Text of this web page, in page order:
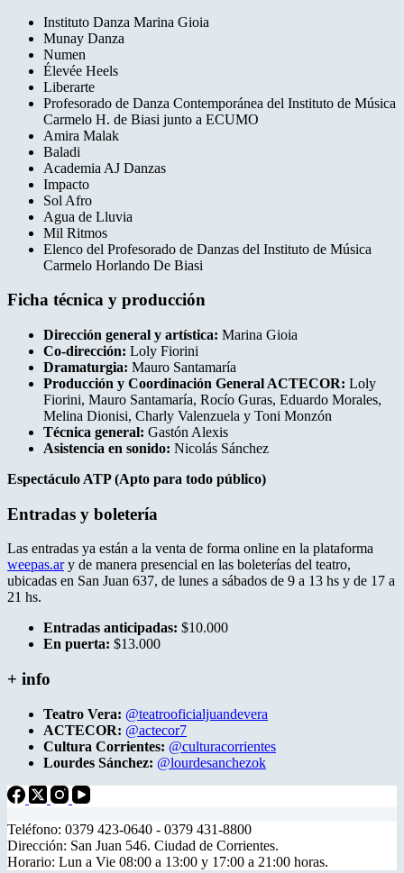
Instituto Danza Marina Gioia
Munay Danza
Numen
Élevée Heels
Liberarte
Profesorado de Danza Contemporánea del Instituto de Música
Carmelo H. de Biasi junto a ECUMO
Amira Malak
Baladi
Academia AJ Danzas
Impacto
Sol Afro
Agua de Lluvia
Mil Ritmos
Elenco del Profesorado de Danzas del Instituto de Música
Carmelo Horlando De Biasi
Ficha técnica y producción
Dirección general y artística: Marina Gioia
Co-dirección: Loly Fiorini
Dramaturgia: Mauro Santamaría
Producción y Coordinación General ACTECOR: Loly
Fiorini, Mauro Santamaría, Rocío Guras, Eduardo Morales,
Melina Dionisi, Charly Valenzuela y Toni Monzón
Técnica general: Gastón Alexis
Asistencia en sonido: Nicolás Sánchez
Espectáculo ATP (Apto para todo público)
Entradas y boletería
Las entradas ya están a la venta de forma online en la plataforma
weepas.ary de manera presencial en las boleterías del teatro,
ubicadas en San Juan 637, de lunes a sábados de 9 a 13 hs y de 17 a
21 hs.
Entradas anticipadas: $10.000
En puerta: $13.000
+ info
Teatro Vera: @teatrooficialjuandevera
ACTECOR: @actecor7
Cultura Corrientes: @culturacorrientes
Lourdes Sánchez: @lourdesanchezok
Teléfono: 0379 423-0640 - 0379 431-8800
Dirección: San Juan 546. Ciudad de Corrientes.
Horario: Lun a Vie 08:00 a 13:00 y 17:00 a 21:00 horas.